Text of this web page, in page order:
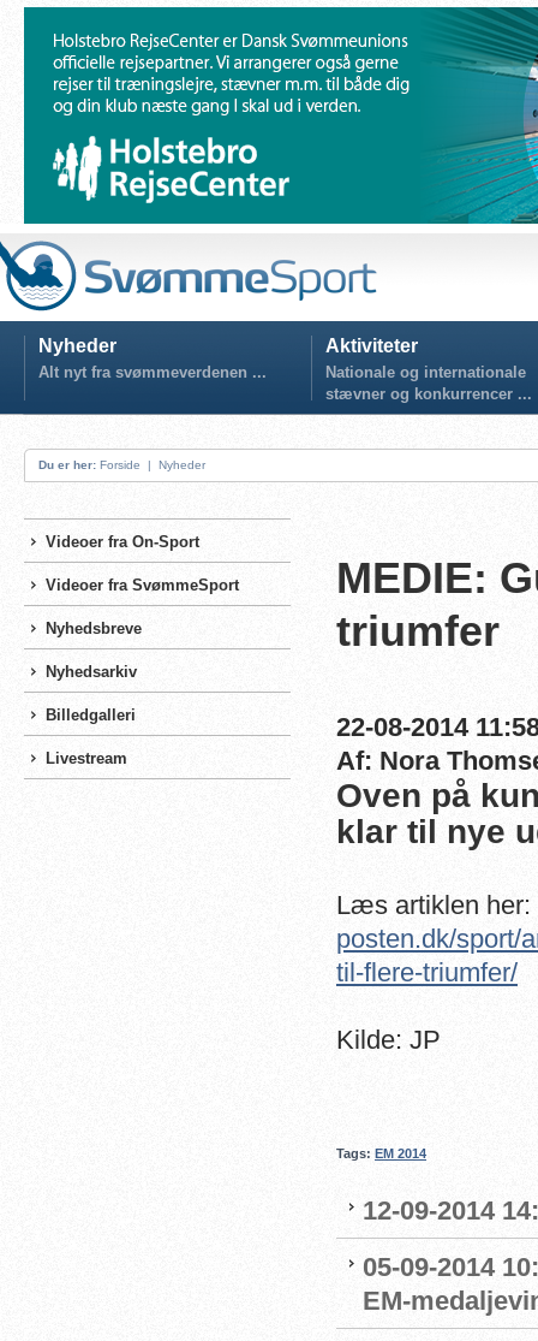
Nyheder
Alt nyt fra svømmeverdenen ...
Aktiviteter
Nationale og internationale
stævner og konkurrencer ...
Du er her: Forside | Nyheder
Videoer fra On-Sport
Videoer fra SvømmeSport
Nyhedsbreve
Nyhedsarkiv
Billedgalleri
Livestream
MEDIE:
triumfer
22-08-2014
Af: Nora
Oven på
klar til nye
Læs artiklen her:
posten.dk/sport/
til-flere-triumfer/
Kilde: JP
Tags: EM 2014
12-09-2014
05-09-2014
EM-